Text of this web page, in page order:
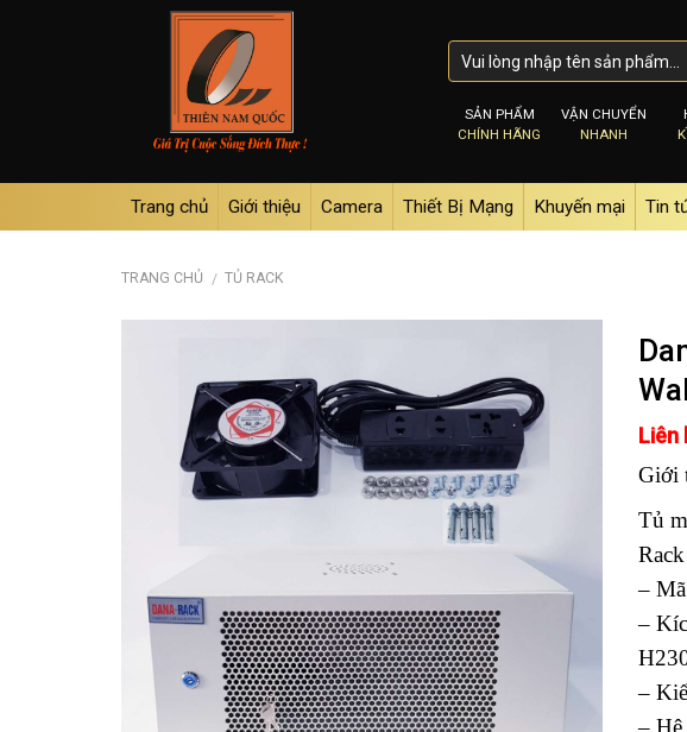
SẢN PHẨM
CHÍNH HÃNG
VẬN CHUYỂN
NHANH
Trang chủ Giới thiệu Camera Thiết Bị Mạng Khuyến mại Tin
TRANG CHỦ / TỦ RACK
Add to
Liên
Giới
Tủ
–
–
–
–